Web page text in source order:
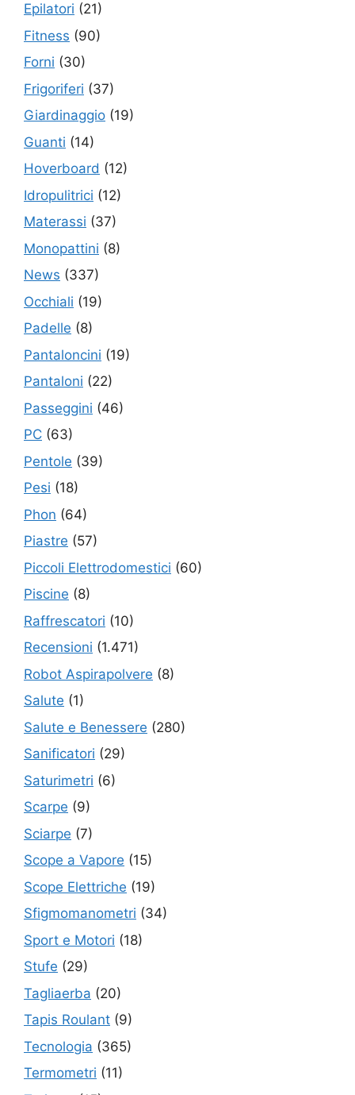
Epilatori (21)
Fitness (90)
Forni (30)
Frigoriferi (37)
Giardinaggio (19)
Guanti (14)
Hoverboard (12)
Idropulitrici (12)
Materassi (37)
Monopattini (8)
News (337)
Occhiali (19)
Padelle (8)
Pantaloncini (19)
Pantaloni (22)
Passeggini (46)
PC (63)
Pentole (39)
Pesi (18)
Phon (64)
Piastre (57)
Piccoli Elettrodomestici (60)
Piscine (8)
Raffrescatori (10)
Recensioni (1.471)
Robot Aspirapolvere (8)
Salute (1)
Salute e Benessere (280)
Sanificatori (29)
Saturimetri (6)
Scarpe (9)
Sciarpe (7)
Scope a Vapore (15)
Scope Elettriche (19)
Sfigmomanometri (34)
Sport e Motori (18)
Stufe (29)
Tagliaerba (20)
Tapis Roulant (9)
Tecnologia (365)
Termometri (11)